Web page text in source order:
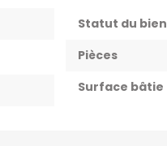
Statut du bien
Pièces
Surface bâtie